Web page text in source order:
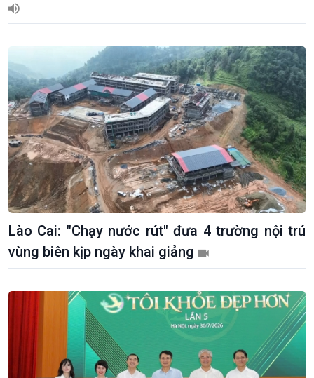
Tuyên chiến với gian lận
thương mại
Tìm hiểu biển, đảo Việt
Lào Cai: "Chạy nước rút" đưa 4 trường nội trú
vùng biên kịp ngày khai giảng